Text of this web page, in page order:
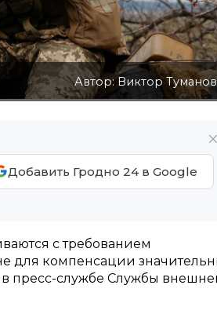
Автор: Виктор Туманов
Добавить Гродно 24 в Google
с требованием
для компенсации
пресс-службе Службы